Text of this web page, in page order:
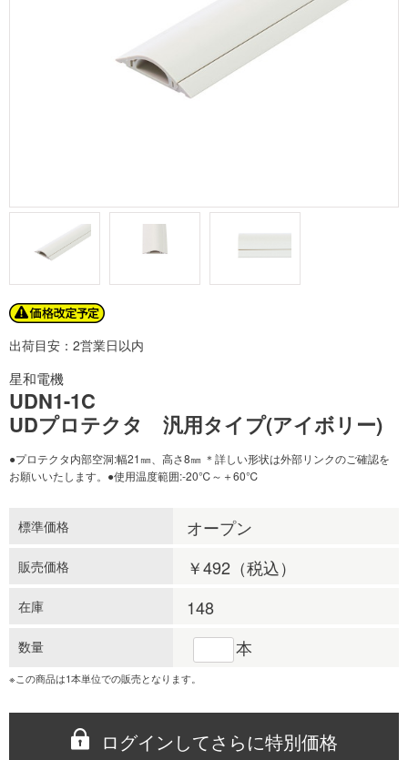
出荷目安：2営業日以内
星和電機
UDN1-1C
UDプロテクタ 汎用タイプ(アイボリー)
●プロテクタ内部空洞:幅21㎜、高さ8㎜ ＊詳しい形状は外部リンクのご確認を
お願いいたします。●使用温度範囲:-20℃～＋60℃
標準価格 オープン
販売価格 ￥492 （税込）
在庫 148
数量 本
※この商品は1本単位での販売となります。
ログインしてさらに特別価格